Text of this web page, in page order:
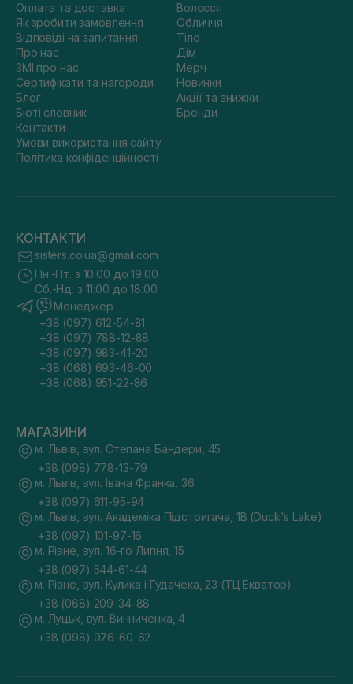
Оплата та доставка
Як зробити замовлення
Відповіді на запитання
Про нас
ЗМІ про нас
Сертифікати та нагороди
Блог
Бюті словник
Контакти
Умови використання сайту
Політика конфіденційності
Волосся
Обличчя
Тіло
Дім
Мерч
Новинки
Акції та знижки
Бренди
КОНТАКТИ
sisters.co.ua@gmail.com
Пн.-Пт. з 10:00 до 19:00
Сб.-Нд. з 11:00 до 18:00
Менеджер
+38 (097) 612-54-81
+38 (097) 788-12-88
+38 (097) 983-41-20
+38 (068) 693-46-00
+38 (068) 951-22-86
МАГАЗИНИ
м. Львів, вул. Степана Бандери, 45
+38 (098) 778-13-79
м. Львів, вул. Івана Франка, 36
+38 (097) 611-95-94
м. Львів, вул. Академіка Підстригача, 1В (Duck's Lake)
+38 (097) 101-97-16
м. Рівне, вул. 16-го Липня, 15
+38 (097) 544-61-44
м. Рівне, вул. Кулика і Гудачека, 23 (ТЦ Екватор)
+38 (068) 209-34-88
м. Луцьк, вул. Винниченка, 4
+38 (098) 076-60-62